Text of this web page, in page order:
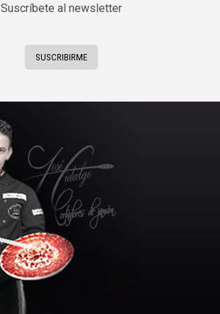
Suscríbete al newsletter
SUSCRIBIRME